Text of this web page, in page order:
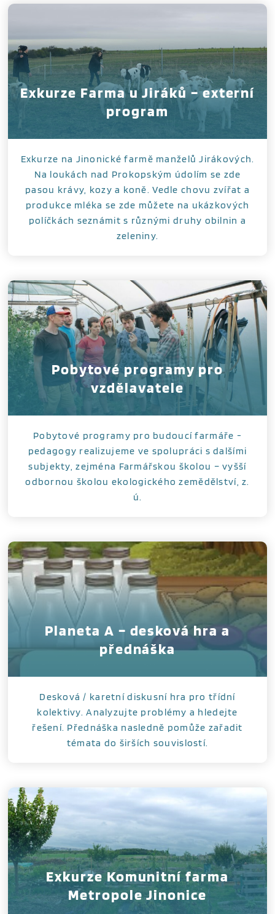
Exkurze Farma u Jiráků – externí
program
Exkurze na Jinonické farmě manželů Jirákových.
Na loukách nad Prokopským údolím se zde
pasou krávy, kozy a koně. Vedle chovu zvířat a
produkce mléka se zde můžete na ukázkových
políčkách seznámit s různými druhy obilnin a
zeleniny.
Pobytové programy pro
vzdělavatele
Pobytové programy pro budoucí farmáře -
pedagogy realizujeme ve spolupráci s dalšími
subjekty, zejména Farmářskou školou – vyšší
odbornou školou ekologického zemědělství, z.
ú.
Planeta A – desková hra a
přednáška
Desková / karetní diskusní hra pro třídní
kolektivy. Analyzujte problémy a hledejte
řešení. Přednáška nasledně pomůže zařadit
témata do širších souvislostí.
Exkurze Komunitní farma
Metropole Jinonice